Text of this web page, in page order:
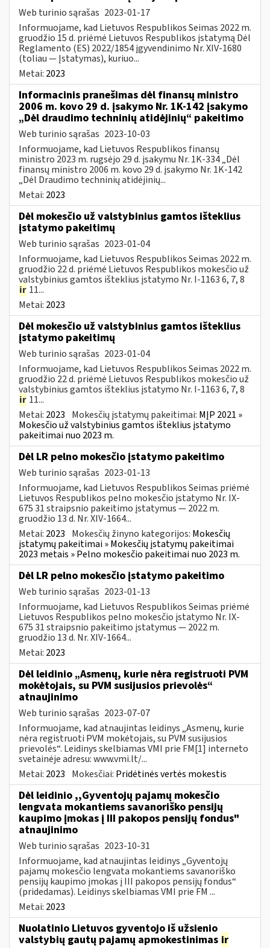
Web turinio sąrašas 2023-01-17
Informuojame, kad Lietuvos Respublikos Seimas 2022 m.
gruodžio 15 d. priėmė Lietuvos Respublikos įstatymą Dėl
Reglamento (ES) 2022/1854 įgyvendinimo Nr. XIV-1680
(toliau — Įstatymas), kuriuo...
Metai: 2023
Informacinis pranešimas dėl finansų ministro
2006 m. kovo 29 d. įsakymo Nr. 1K-142 įsakymo
„Dėl draudimo techninių atidėjinių“ pakeitimo
Web turinio sąrašas 2023-10-03
Informuojame, kad Lietuvos Respublikos finansų
ministro 2023 m. rugsėjo 29 d. įsakymu Nr. 1K-334 „Dėl
finansų ministro 2006 m. kovo 29 d. įsakymo Nr. 1K-142
„Dėl Draudimo techninių atidėjinių...
Metai: 2023
Dėl mokesčio už valstybinius gamtos išteklius
įstatymo pakeitimų
Web turinio sąrašas 2023-01-04
Informuojame, kad Lietuvos Respublikos Seimas 2022 m.
gruodžio 22 d. priėmė Lietuvos Respublikos mokesčio už
valstybinius gamtos išteklius įstatymo Nr. I-1163 6, 7, 8
ir 11...
Metai: 2023
Dėl mokesčio už valstybinius gamtos išteklius
įstatymo pakeitimų
Web turinio sąrašas 2023-01-04
Informuojame, kad Lietuvos Respublikos Seimas 2022 m.
gruodžio 22 d. priėmė Lietuvos Respublikos mokesčio už
valstybinius gamtos išteklius įstatymo Nr. I-1163 6, 7, 8
ir 11...
Metai: 2023 Mokesčių įstatymų pakeitimai: MĮP 2021 »
Mokesčio už valstybinius gamtos išteklius įstatymo
pakeitimai nuo 2023 m.
Dėl LR pelno mokesčio įstatymo pakeitimo
Web turinio sąrašas 2023-01-13
Informuojame, kad Lietuvos Respublikos Seimas priėmė
Lietuvos Respublikos pelno mokesčio įstatymo Nr. IX-
675 31 straipsnio pakeitimo įstatymus — 2022 m.
gruodžio 13 d. Nr. XIV-1664...
Metai: 2023 Mokesčių žinyno kategorijos: Mokesčių
įstatymų pakeitimai » Mokesčių įstatymų pakeitimai
2023 metais » Pelno mokesčio pakeitimai nuo 2023 m.
Dėl LR pelno mokesčio įstatymo pakeitimo
Web turinio sąrašas 2023-01-13
Informuojame, kad Lietuvos Respublikos Seimas priėmė
Lietuvos Respublikos pelno mokesčio įstatymo Nr. IX-
675 31 straipsnio pakeitimo įstatymus — 2022 m.
gruodžio 13 d. Nr. XIV-1664...
Metai: 2023
Dėl leidinio „Asmenų, kurie nėra registruoti PVM
mokėtojais, su PVM susijusios prievolės“
atnaujinimo
Web turinio sąrašas 2023-07-07
Informuojame, kad atnaujintas leidinys „Asmenų, kurie
nėra registruoti PVM mokėtojais, su PVM susijusios
prievolės“. Leidinys skelbiamas VMI prie FM[1] interneto
svetainėje adresu: www.vmi.lt/...
Metai: 2023 Mokesčiai: Pridėtinės vertės mokestis
Dėl leidinio ,,Gyventojų pajamų mokesčio
lengvata mokantiems savanoriško pensijų
kaupimo įmokas į III pakopos pensijų fondus"
atnaujinimo
Web turinio sąrašas 2023-10-31
Informuojame, kad atnaujintas leidinys „Gyventojų
pajamų mokesčio lengvata mokantiems savanoriško
pensijų kaupimo įmokas į III pakopos pensijų fondus“
(pridedamas). Leidinys skelbiamas VMI prie FM ...
Metai: 2023
Nuolatinio Lietuvos gyventojo iš užsienio
valstybių gautų pajamų apmokestinimas ir